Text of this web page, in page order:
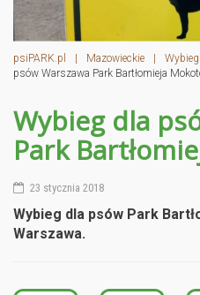
psiPARK.pl | Mazowieckie |
psów Warszawa Park Bartłomieja
Wybieg dla
Park
23 stycznia 2018
Wybieg dla psów Park
Warszawa.